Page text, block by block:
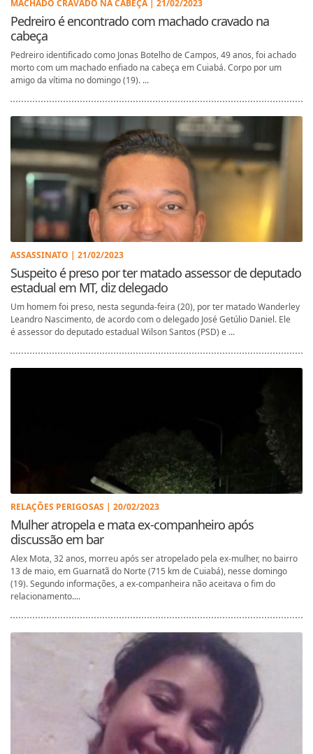
MACHADO CRAVADO NA CABEÇA | 21/02/2023
Pedreiro é encontrado com machado cravado na
cabeça
Pedreiro identificado como Jonas Botelho de Campos, 49 anos, foi achado
morto com um machado enfiado na cabeça em Cuiabá. Corpo por um
amigo da vítima no domingo (19). ...
ASSASSINATO | 21/02/2023
Suspeito é preso por ter matado assessor de deputado
estadual em MT, diz delegado
Um homem foi preso, nesta segunda-feira (20), por ter matado Wanderley
Leandro Nascimento, de acordo com o delegado José Getúlio Daniel. Ele
é assessor do deputado estadual Wilson Santos (PSD) e ...
RELAÇÕES PERIGOSAS | 20/02/2023
Mulher atropela e mata ex-companheiro após
discussão em bar
Alex Mota, 32 anos, morreu após ser atropelado pela ex-mulher, no bairro
13 de maio, em Guarnatã do Norte (715 km de Cuiabá), nesse domingo
(19). Segundo informações, a ex-companheira não aceitava o fim do
relacionamento....